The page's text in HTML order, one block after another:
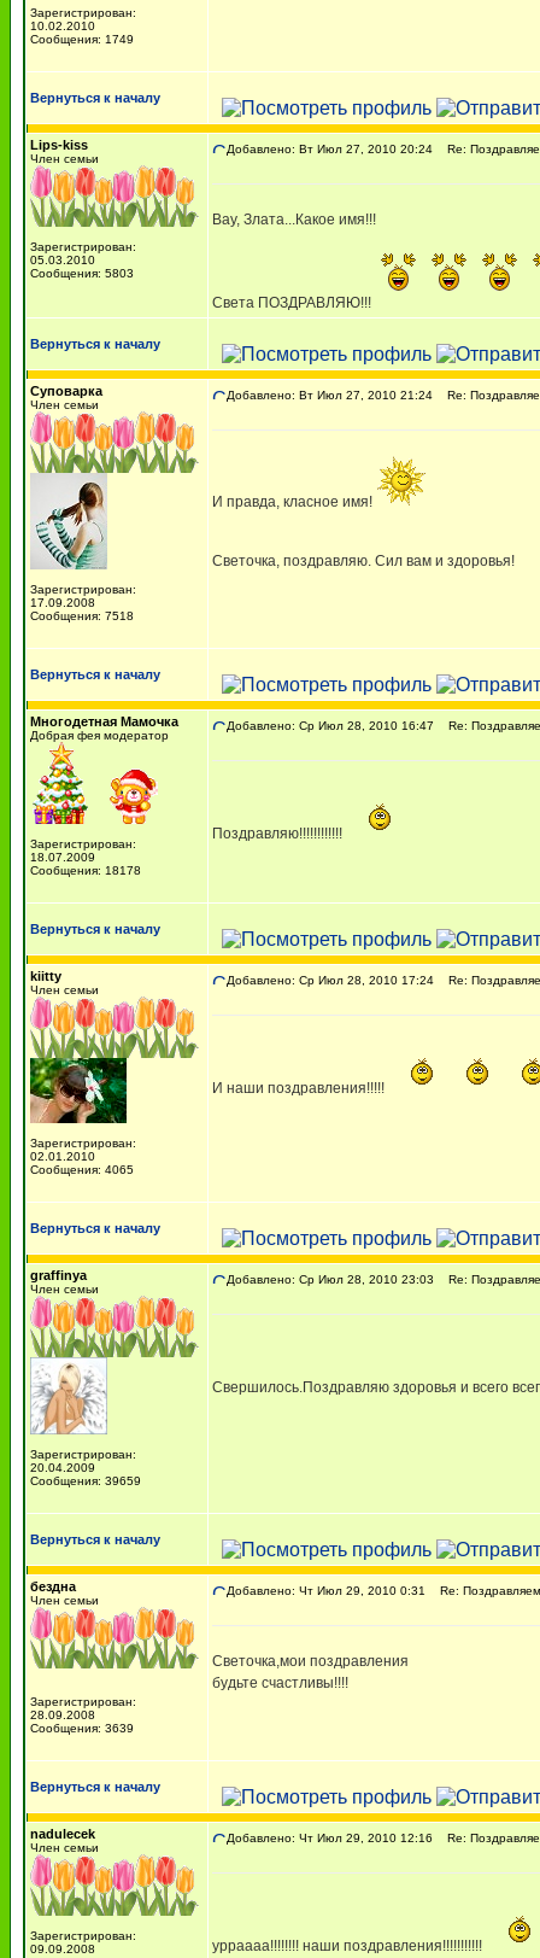
Зарегистрирован:
10.02.2010
Сообщения: 1749
Вернуться к началу
Lips-kiss
Член семьи
Зарегистрирован:
05.03.2010
Сообщения: 5803
Добавлено: Вт Июл 27, 2010 20:24 Re:
Вау, Злата...Какое имя!!!
Света ПОЗДРАВЛЯЮ!!!
Вернуться к началу
Суповарка
Член семьи
Зарегистрирован:
17.09.2008
Сообщения: 7518
Добавлено: Вт Июл 27, 2010 21:24 Re:
И правда, класное имя!
Светочка, поздравляю. Сил вам и здоровья!
Вернуться к началу
Многодетная Мамочка
Добрая фея модератор
Зарегистрирован:
18.07.2009
Сообщения: 18178
Добавлено: Ср Июл 28, 2010 16:47 Re:
Поздравляю!!!!!!!!!!!!
Вернуться к началу
kiitty
Член семьи
Зарегистрирован:
02.01.2010
Сообщения: 4065
Добавлено: Ср Июл 28, 2010 17:24 Re:
И наши поздравления!!!!!
Вернуться к началу
graffinya
Член семьи
Зарегистрирован:
20.04.2009
Сообщения: 39659
Добавлено: Ср Июл 28, 2010 23:03 Re:
Свершилось.Поздравляю здоровья и всего
Вернуться к началу
бездна
Член семьи
Зарегистрирован:
28.09.2008
Сообщения: 3639
Добавлено: Чт Июл 29, 2010 0:31 Re:
Светочка,мои поздравления
будьте счастливы!!!!
Вернуться к началу
nadulecek
Член семьи
Зарегистрирован:
09.09.2008
Добавлено: Чт Июл 29, 2010 12:16 Re:
урраааа!!!!!!!! наши поздравления!!!!!!!!!!!